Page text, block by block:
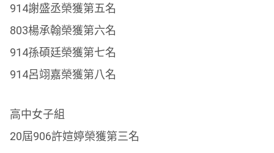
914謝盛丞榮獲第五名
803楊承翰榮獲第六名
914孫碩廷榮獲第七名
914呂翊嘉榮獲第八名
高中女子組
20屆906許媗婷榮獲第三名